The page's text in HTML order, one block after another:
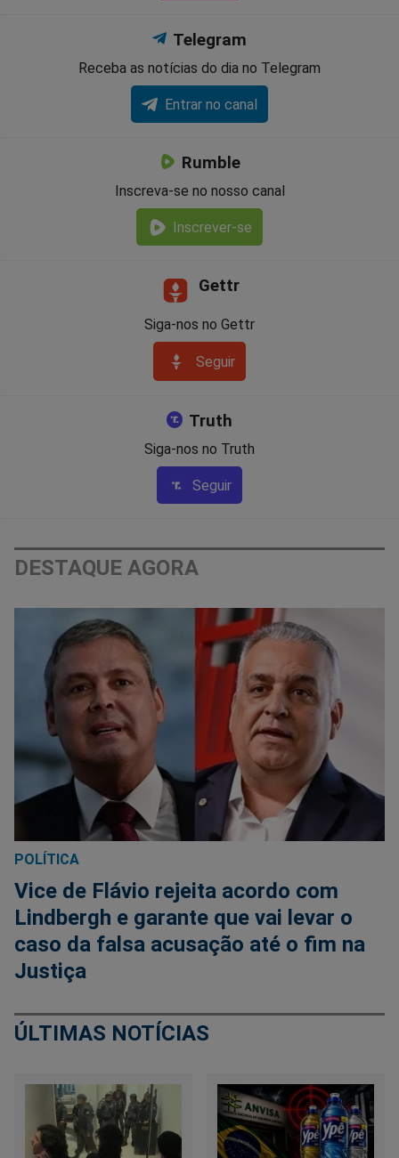
Telegram
Receba as notícias do dia no Telegram
Entrar no canal
Rumble
Inscreva-se no nosso canal
Inscrever-se
Gettr
Siga-nos no Gettr
Seguir
Truth
Siga-nos no Truth
Seguir
DESTAQUE AGORA
POLÍTICA
Vice de Flávio rejeita acordo com
Lindbergh e garante que vai levar o
caso da falsa acusação até o fim na
Justiça
ÚLTIMAS NOTÍCIAS